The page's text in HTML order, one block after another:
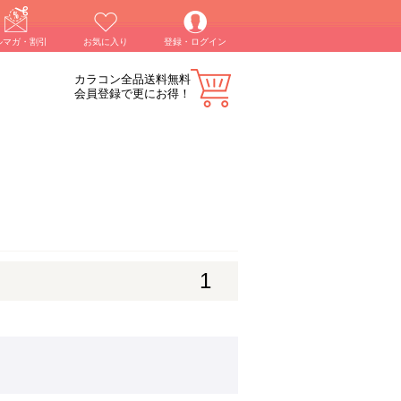
マガ・割引 お気に入り 登録・ログイン
カラコン全品送料無料
会員登録で更にお得！
1